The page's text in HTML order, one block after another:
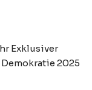
Exklusiver
2025